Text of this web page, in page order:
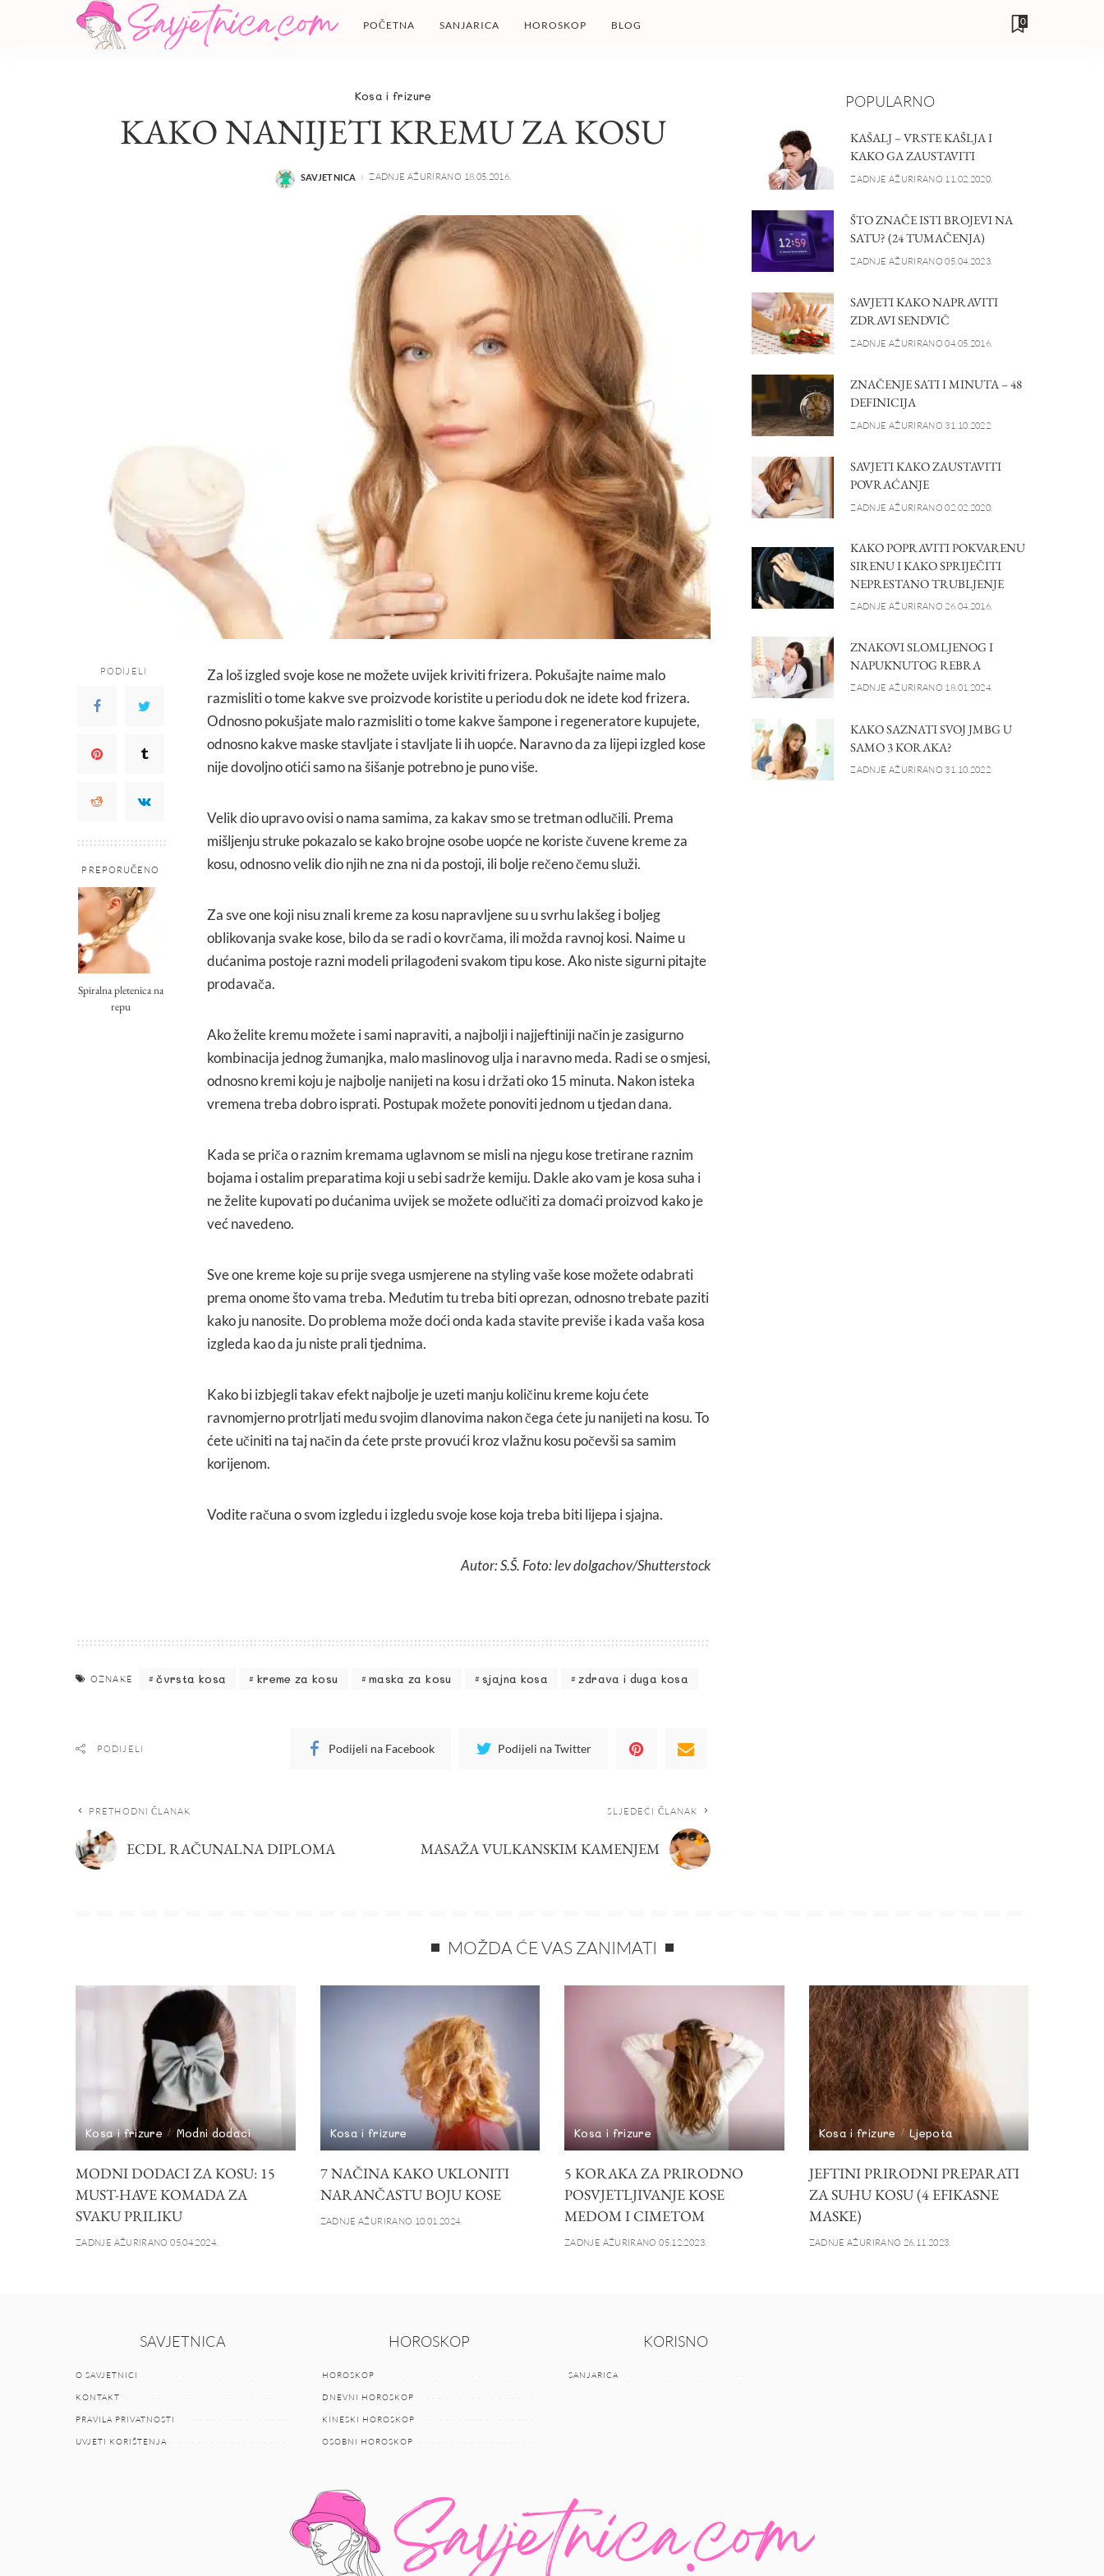
POČETNA SANJARICA HOROSKOP BLOG 0
Kosa i frizure
KAKO NANIJETI KREMU ZA KOSU
POSTED
SAVJETNICA ZADNJE AŽURIRANO 18.05.2016.
PODIJELI
PREPORUČENO
Spiralna pletenica na
repu
Za loš izgled svoje kose ne možete uvijek kriviti frizera. Pokušajte naime malo
razmisliti o tome kakve sve proizvode koristite u periodu dok ne idete kod frizera.
Odnosno pokušjate malo razmisliti o tome kakve šampone i regeneratore kupujete,
odnosno kakve maske stavljate i stavljate li ih uopće. Naravno da za lijepi izgled kose
nije dovoljno otići samo na šišanje potrebno je puno više.
Velik dio upravo ovisi o nama samima, za kakav smo se tretman odlučili. Prema
mišljenju struke pokazalo se kako brojne osobe uopće ne koriste čuvene kreme za
kosu, odnosno velik dio njih ne zna ni da postoji, ili bolje rečeno čemu služi.
Za sve one koji nisu znali kreme za kosu napravljene su u svrhu lakšeg i boljeg
oblikovanja svake kose, bilo da se radi o kovrčama, ili možda ravnoj kosi. Naime u
dućanima postoje razni modeli prilagođeni svakom tipu kose. Ako niste sigurni pitajte
prodavača.
Ako želite kremu možete i sami napraviti, a najbolji i najjeftiniji način je zasigurno
kombinacija jednog žumanjka, malo maslinovog ulja i naravno meda. Radi se o smjesi,
odnosno kremi koju je najbolje nanijeti na kosu i držati oko 15 minuta. Nakon isteka
vremena treba dobro isprati. Postupak možete ponoviti jednom u tjedan dana.
Kada se priča o raznim kremama uglavnom se misli na njegu kose tretirane raznim
bojama i ostalim preparatima koji u sebi sadrže kemiju. Dakle ako vam je kosa suha i
ne želite kupovati po dućanima uvijek se možete odlučiti za domaći proizvod kako je
već navedeno.
Sve one kreme koje su prije svega usmjerene na styling vaše kose možete odabrati
prema onome što vama treba. Međutim tu treba biti oprezan, odnosno trebate paziti
kako ju nanosite. Do problema može doći onda kada stavite previše i kada vaša kosa
izgleda kao da ju niste prali tjednima.
Kako bi izbjegli takav efekt najbolje je uzeti manju količinu kreme koju ćete
ravnomjerno protrljati među svojim dlanovima nakon čega ćete ju nanijeti na kosu. To
ćete učiniti na taj način da ćete prste provući kroz vlažnu kosu počevši sa samim
korijenom.
Vodite računa o svom izgledu i izgledu svoje kose koja treba biti lijepa i sjajna.
Autor: S.Š. Foto: lev dolgachov/Shutterstock
OZNAKE čvrsta kosa kreme za kosu maska za kosu sjajna kosa zdrava i duga kosa
PODIJELI Podijeli na Facebook Podijeli na Twitter
PRETHODNI ČLANAK
ECDL RAČUNALNA DIPLOMA
SLJEDEĆI ČLANAK
MASAŽA VULKANSKIM KAMENJEM
POPULARNO
KAŠALJ – VRSTE KAŠLJA I
KAKO GA ZAUSTAVITI
ZADNJE AŽURIRANO 11.02.2020.
ŠTO ZNAČE ISTI BROJEVI NA
SATU? (24 TUMAČENJA)
ZADNJE AŽURIRANO 05.04.2023.
SAVJETI KAKO NAPRAVITI
ZDRAVI SENDVIČ
ZADNJE AŽURIRANO 04.05.2016.
ZNAČENJE SATI I MINUTA – 48
DEFINICIJA
ZADNJE AŽURIRANO 31.10.2022.
SAVJETI KAKO ZAUSTAVITI
POVRAĆANJE
ZADNJE AŽURIRANO 02.02.2020.
KAKO POPRAVITI POKVARENU
SIRENU I KAKO SPRIJEČITI
NEPRESTANO TRUBLJENJE
ZADNJE AŽURIRANO 26.04.2016.
ZNAKOVI SLOMLJENOG I
NAPUKNUTOG REBRA
ZADNJE AŽURIRANO 18.01.2024.
KAKO SAZNATI SVOJ JMBG U
SAMO 3 KORAKA?
ZADNJE AŽURIRANO 31.10.2022.
MOŽDA ĆE VAS ZANIMATI
Kosa i frizure Modni dodaci
MODNI DODACI ZA KOSU: 15
MUST-HAVE KOMADA ZA
SVAKU PRILIKU
ZADNJE AŽURIRANO 05.04.2024.
Kosa i frizure
7 NAČINA KAKO UKLONITI
NARANČASTU BOJU KOSE
ZADNJE AŽURIRANO 10.01.2024.
Kosa i frizure
5 KORAKA ZA PRIRODNO
POSVJETLJIVANJE KOSE
MEDOM I CIMETOM
ZADNJE AŽURIRANO 05.12.2023.
Kosa i frizure Ljepota
JEFTINI PRIRODNI PREPARATI
ZA SUHU KOSU (4 EFIKASNE
MASKE)
ZADNJE AŽURIRANO 26.11.2023.
SAVJETNICA
O SAVJETNICI
KONTAKT
PRAVILA PRIVATNOSTI
UVJETI KORIŠTENJA
HOROSKOP
HOROSKOP
DNEVNI HOROSKOP
KINESKI HOROSKOP
OSOBNI HOROSKOP
KORISNO
SANJARICA